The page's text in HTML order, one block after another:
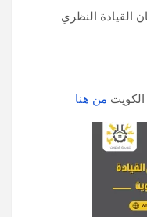
القيادة النظري
الكويت من هنا